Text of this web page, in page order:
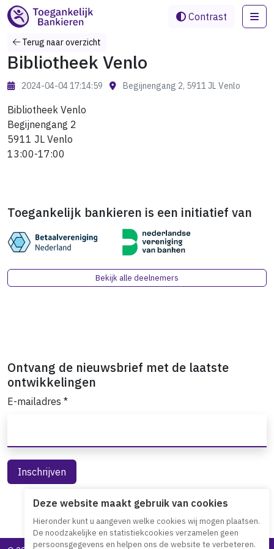
Contrast
Terug naar overzicht
Bibliotheek Venlo
2024-04-04 17:14:59 Begijnengang 2, 5911 JL Venlo
Bibliotheek Venlo
Begijnengang 2
5911 JL Venlo
13:00-17:00
Toegankelijk bankieren is een initiatief van
Bekijk alle deelnemers
Ontvang de nieuwsbrief met de laatste
ontwikkelingen
E-mailadres *
Deze website maakt gebruik van cookies
Hieronder kunt u aangeven welke cookies wij mogen plaatsen.
De noodzakelijke en statistiekcookies verzamelen geen
persoonsgegevens en helpen ons de website te verbeteren.